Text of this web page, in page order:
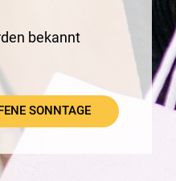
bekannt
SONNTAGE